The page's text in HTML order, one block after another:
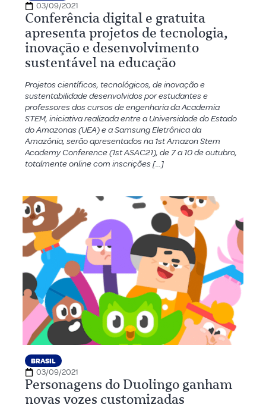
03/09/2021
Conferência digital e gratuita
apresenta projetos de tecnologia,
inovação e desenvolvimento
sustentável na educação
Projetos científicos, tecnológicos, de inovação e
sustentabilidade desenvolvidos por estudantes e
professores dos cursos de engenharia da Academia
STEM, iniciativa realizada entre a Universidade do Estado
do Amazonas (UEA) e a Samsung Eletrônica da
Amazônia, serão apresentados na 1st Amazon Stem
Academy Conference (1st ASAC21), de 7 a 10 de outubro,
totalmente online com inscrições […]
BRASIL
03/09/2021
Personagens do Duolingo ganham
novas vozes customizadas